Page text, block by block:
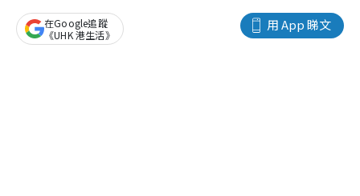
用 App 睇文
在Google追蹤
《UHK 港生活》